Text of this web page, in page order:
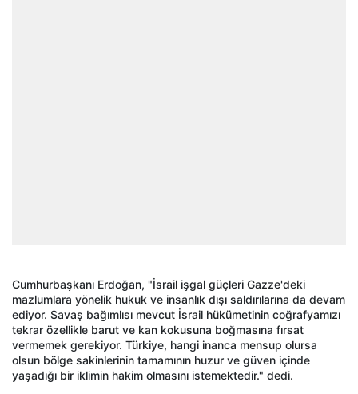
Cumhurbaşkanı Erdoğan, "İsrail işgal güçleri Gazze'deki
mazlumlara yönelik hukuk ve insanlık dışı saldırılarına da devam
ediyor. Savaş bağımlısı mevcut İsrail hükümetinin coğrafyamızı
tekrar özellikle barut ve kan kokusuna boğmasına fırsat
vermemek gerekiyor. Türkiye, hangi inanca mensup olursa
olsun bölge sakinlerinin tamamının huzur ve güven içinde
yaşadığı bir iklimin hakim olmasını istemektedir." dedi.